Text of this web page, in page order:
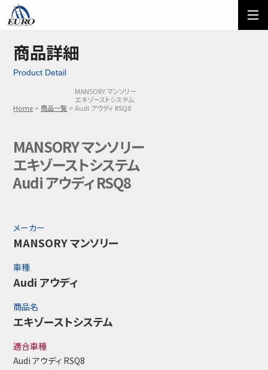
ご利用方法
メール問い合わせ
03-5674-7742
商品詳細
Product Detail
Home 商品一覧
MANSORY マンソリー
エキゾーストシステム
Audi アウディ RSQ8
MANSORY マンソリー
エキゾーストシステム
Audi アウディ RSQ8
メーカー
MANSORY マンソリー
車種
Audi アウディ
商品名
エキゾーストシステム
適合車種
Audi アウディ RSQ8